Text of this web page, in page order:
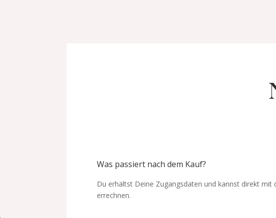
Was passiert nach dem Kauf?
Du erhältst Deine Zugangsdaten und kannst direkt
errechnen.